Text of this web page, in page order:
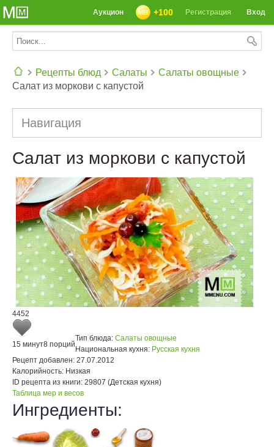
Вход
Регистрация
+100
Аукцион
Рецепты блюд Салаты
Салаты овощные
Салат из моркови с капустой
Навигация
Салат из моркови с капустой
4452
15 минут8 порций
Тип блюда: Салаты овощные
Национальная кухня: Русская кухня
Рецепт добавлен: 27.07.2012
Калорийность: Низкая
ID рецепта из книги: 29807 (Детская кухня)
Таблица мер и весов
Ингредиенты: